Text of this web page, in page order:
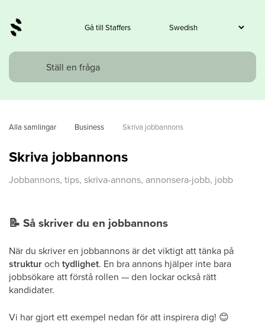
Gå till Staffers
Alla samlingar Business Skriva jobbannons
Skriva jobbannons
Jobbannons, tips, skriva-annons, annonsera-jobb, jobb
📝 Så skriver du en jobbannons
När du skriver en jobbannons är det viktigt att tänka på
strukturoch tydlighet. En bra annons hjälper inte bara
jobbsökare att förstå rollen — den lockar också rätt
kandidater.
Vi har gjort ett exempel nedan för att inspirera dig! 😊